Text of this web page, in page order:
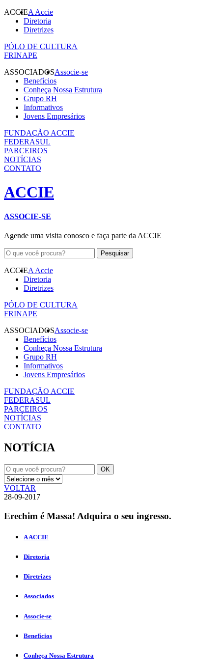
ACCIEA Accie
Diretoria
Diretrizes
PÓLO DE CULTURA
FRINAPE
ASSOCIADOSAssocie-se
Benefícios
Conheça Nossa Estrutura
Grupo RH
Informativos
Jovens Empresários
FUNDAÇÃO ACCIE
FEDERASUL
PARCEIROS
NOTÍCIAS
CONTATO
ACCIE
ASSOCIE-SE
Agende uma visita conosco e faça parte da ACCIE
ACCIEA Accie
Diretoria
Diretrizes
PÓLO DE CULTURA
FRINAPE
ASSOCIADOSAssocie-se
Benefícios
Conheça Nossa Estrutura
Grupo RH
Informativos
Jovens Empresários
FUNDAÇÃO ACCIE
FEDERASUL
PARCEIROS
NOTÍCIAS
CONTATO
NOTÍCIA
VOLTAR
28-09-2017
Erechim é Massa! Adquira o seu ingresso.
A ACCIE
Diretoria
Diretrizes
Associados
Associe-se
Benefícios
Conheça Nossa Estrutura